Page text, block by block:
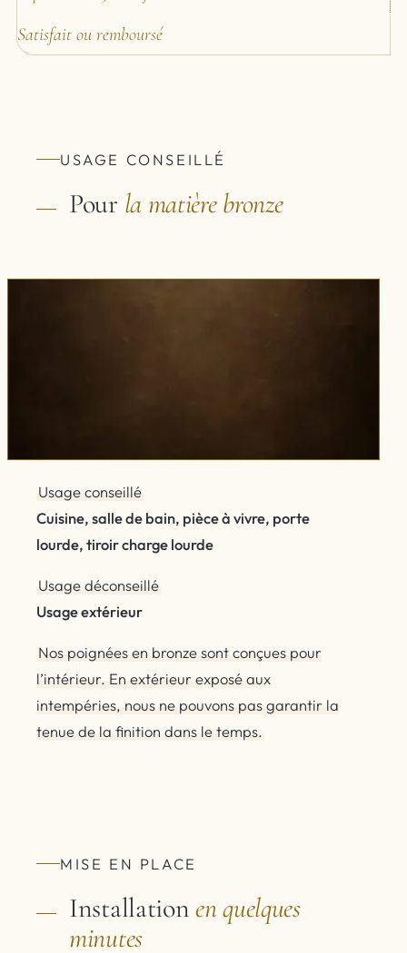
Satisfait ou remboursé
USAGE CONSEILLÉ
Pour la matièrebronze
Usage conseillé
Cuisine, salle de bain, pièce à vivre, porte
lourde, tiroir charge lourde
Usage déconseillé
Usage extérieur
Nos poignées en bronze sont conçues pour
l’intérieur. En extérieur exposé aux
intempéries, nous ne pouvons pas garantir la
tenue de la finition dans le temps.
MISE EN PLACE
Installationen quelques
minutes